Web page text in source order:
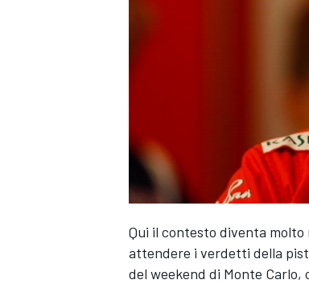
Qui il contesto diventa
attendere i verdetti della
del weekend di Monte Carlo,